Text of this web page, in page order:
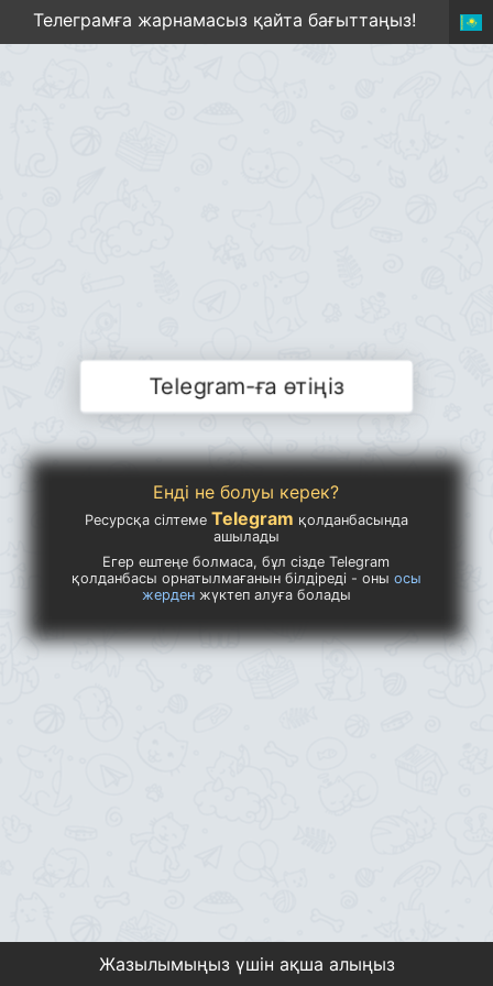
Телеграмға жарнамасыз қайта бағыттаңыз!
Telegram-ға өтіңіз
Енді не болуы керек?
Ресурсқа сілтеме Telegram қолданбасында
ашылады
Егер ештеңе болмаса, бұл сізде Telegram
қолданбасы орнатылмағанын білдіреді - оны осы
жерденжүктеп алуға болады
Жазылымыңыз үшін ақша алыңыз